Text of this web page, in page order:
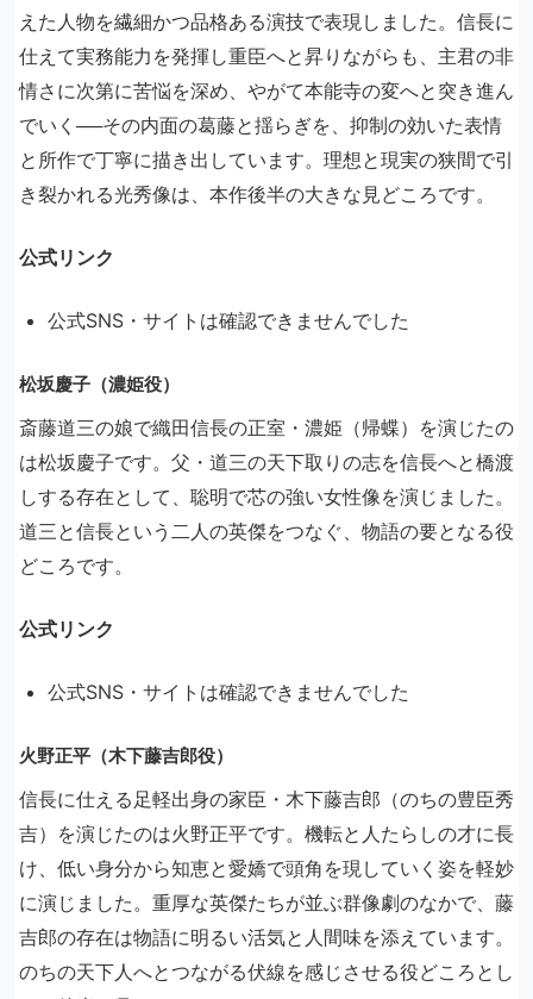
えた人物を繊細かつ品格ある演技で表現しました。信長に
仕えて実務能力を発揮し重臣へと昇りながらも、主君の非
情さに次第に苦悩を深め、やがて本能寺の変へと突き進ん
でいく──その内面の葛藤と揺らぎを、抑制の効いた表情
と所作で丁寧に描き出しています。理想と現実の狭間で引
き裂かれる光秀像は、本作後半の大きな見どころです。
公式リンク
公式SNS・サイトは確認できませんでした
松坂慶子（濃姫役）
斎藤道三の娘で織田信長の正室・濃姫（帰蝶）を演じたの
は松坂慶子です。父・道三の天下取りの志を信長へと橋渡
しする存在として、聡明で芯の強い女性像を演じました。
道三と信長という二人の英傑をつなぐ、物語の要となる役
どころです。
公式リンク
公式SNS・サイトは確認できませんでした
火野正平（木下藤吉郎役）
信長に仕える足軽出身の家臣・木下藤吉郎（のちの豊臣秀
吉）を演じたのは火野正平です。機転と人たらしの才に長
け、低い身分から知恵と愛嬌で頭角を現していく姿を軽妙
に演じました。重厚な英傑たちが並ぶ群像劇のなかで、藤
吉郎の存在は物語に明るい活気と人間味を添えています。
のちの天下人へとつながる伏線を感じさせる役どころとし